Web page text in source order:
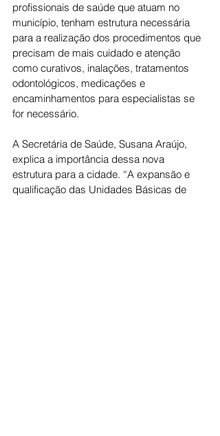
profissionais de saúde que atuam no
município, tenham estrutura necessária
para a realização dos procedimentos que
precisam de mais cuidado e atenção
como curativos, inalações, tratamentos
odontológicos, medicações e
encaminhamentos para especialistas se
for necessário.
A Secretária de Saúde, Susana Araújo,
explica a importância dessa nova
estrutura para a cidade. “A expansão e
qualificação das Unidades Básicas de